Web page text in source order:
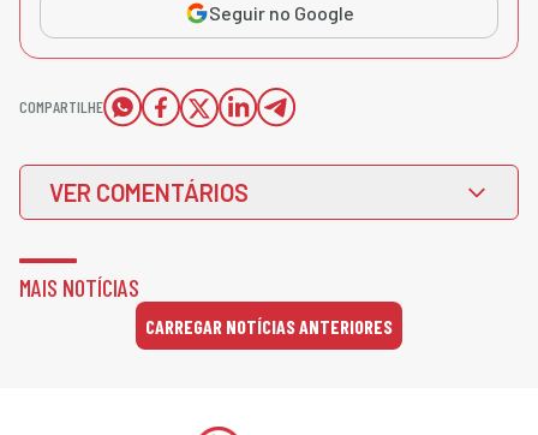
Seguir no Google
COMPARTILHE
VER COMENTÁRIOS
MAIS NOTÍCIAS
CARREGAR NOTÍCIAS ANTERIORES